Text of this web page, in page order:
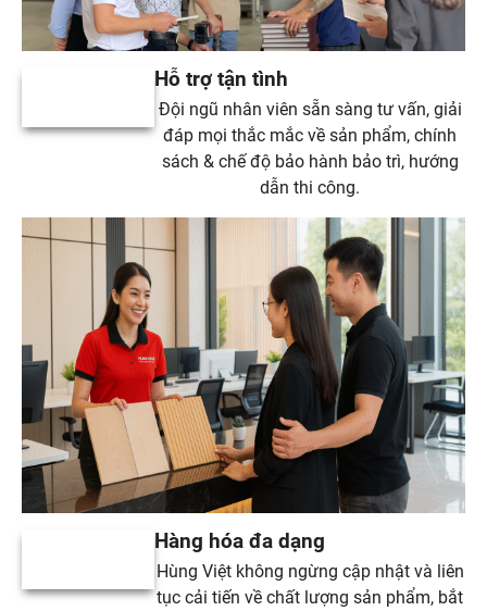
Hỗ trợ tận tình
Đội ngũ nhân viên sẵn sàng tư vấn, giải
đáp mọi thắc mắc về sản phẩm, chính
sách & chế độ bảo hành bảo trì, hướng
dẫn thi công.
Hàng hóa đa dạng
Hùng Việt không ngừng cập nhật và liên
tục cải tiến về chất lượng sản phẩm, bắt